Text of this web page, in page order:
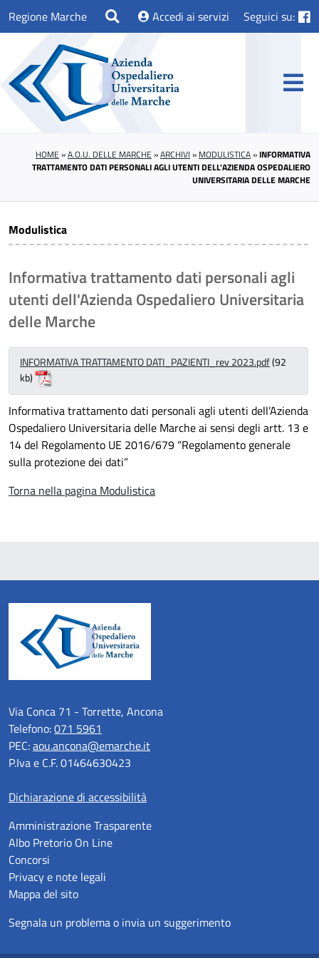
Regione Marche Accedi ai servizi Seguici su:
HOME »A.O.U. DELLE MARCHE »ARCHIVI » MODULISTICA»INFORMATIVA
TRATTAMENTO DATI PERSONALI AGLI UTENTI DELL'AZIENDA OSPEDALIERO
UNIVERSITARIA DELLE MARCHE
Modulistica
Informativa trattamento dati personali agli
utenti dell'Azienda Ospedaliero Universitaria
delle Marche
INFORMATIVA TRATTAMENTO DATI_PAZIENTI_rev 2023.pdf(92
kb)
Informativa trattamento dati personali agli utenti dell’Azienda
Ospedaliero Universitaria delle Marcheai sensi degli artt. 13 e
14 del Regolamento UE 2016/679 “Regolamento generale
sulla protezione dei dati”
Torna nella pagina Modulistica
Via Conca 71 - Torrette, Ancona
Telefono:071 5961
PEC:aou.ancona@emarche.it
P.Iva e C.F. 01464630423
Dichiarazione di accessibilità
Amministrazione Trasparente
Albo Pretorio On Line
Concorsi
Privacy e note legali
Mappa del sito
Segnala un problema o invia un suggerimento